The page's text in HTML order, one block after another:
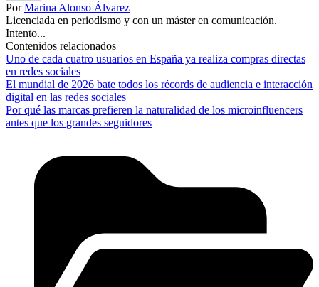
PorMarina Alonso Álvarez
Licenciada en periodismo y con un máster en comunicación.
Intento...
Contenidos relacionados
Uno de cada cuatro usuarios en España ya realiza compras directas
en redes sociales
El mundial de 2026 bate todos los récords de audiencia e interacción
digital en las redes sociales
Por qué las marcas prefieren la naturalidad de los microinfluencers
antes que los grandes seguidores